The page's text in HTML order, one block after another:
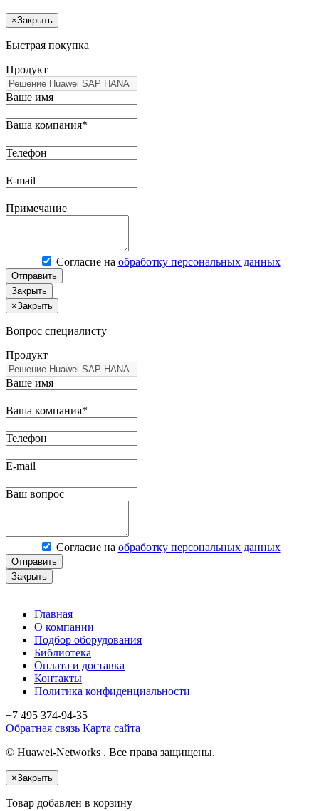
×Закрыть
Быстрая покупка
Продукт
Ваше имя
Ваша компания*
Телефон
E-mail
Примечание
Согласие на обработку персональных данных
Отправить
Закрыть
×Закрыть
Вопрос специалисту
Продукт
Ваше имя
Ваша компания*
Телефон
E-mail
Ваш вопрос
Согласие на обработку персональных данных
Отправить
Закрыть
Главная
О компании
Подбор оборудования
Библиотека
Оплата и доставка
Контакты
Политика конфиденциальности
+7 495 374-94-35
Обратная связь Карта сайта
© Huawei-Networks . Все права защищены.
×Закрыть
Товар добавлен в корзину